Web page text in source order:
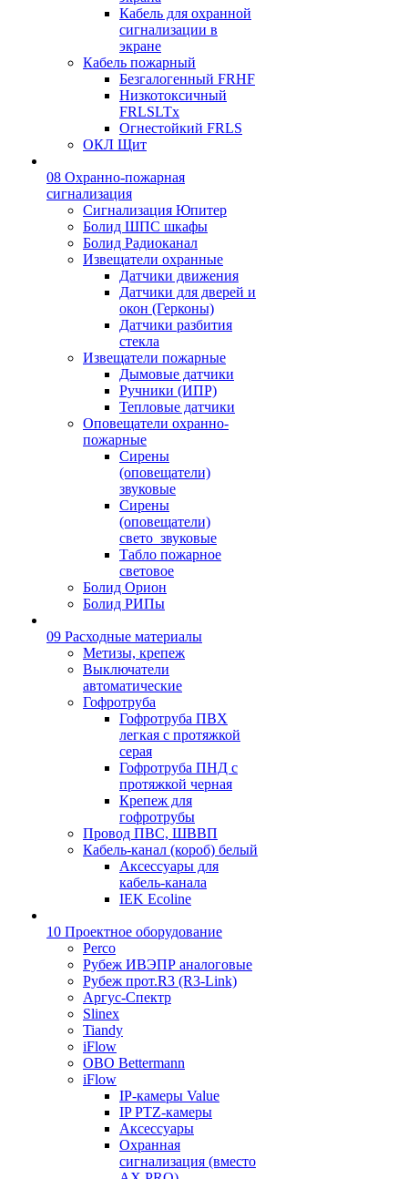
Кабель для охранной
сигнализации в
экране
Кабель пожарный
Безгалогенный FRHF
Низкотоксичный
FRLSLTx
Огнестойкий FRLS
ОКЛ Щит
08 Охранно-пожарная
сигнализация
Сигнализация Юпитер
Болид ШПС шкафы
Болид Радиоканал
Извещатели охранные
Датчики движения
Датчики для дверей и
окон (Герконы)
Датчики разбития
стекла
Извещатели пожарные
Дымовые датчики
Ручники (ИПР)
Тепловые датчики
Оповещатели охранно-
пожарные
Сирены
(оповещатели)
звуковые
Сирены
(оповещатели)
свето_звуковые
Табло пожарное
световое
Болид Орион
Болид РИПы
09 Расходные материалы
Метизы, крепеж
Выключатели
автоматические
Гофротруба
Гофротруба ПВХ
легкая с протяжкой
серая
Гофротруба ПНД с
протяжкой черная
Крепеж для
гофротрубы
Провод ПВС, ШВВП
Кабель-канал (короб) белый
Аксессуары для
кабель-канала
IEK Ecoline
10 Проектное оборудование
Perco
Рубеж ИВЭПР аналоговые
Рубеж прот.R3 (R3-Link)
Аргус-Спектр
Slinex
Tiandy
iFlow
OBO Bettermann
iFlow
IP-камеры Value
IP PTZ-камеры
Аксессуары
Охранная
сигнализация (вместо